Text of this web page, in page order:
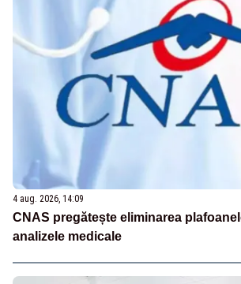
4 aug. 2026, 14:09
CNAS pregătește eliminarea
analizele medicale